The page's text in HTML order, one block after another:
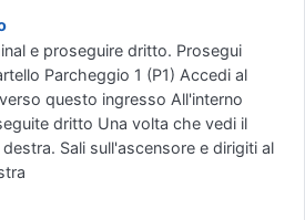
e proseguire dritto. Prosegui
Parcheggio 1 (P1) Accedi al
questo ingresso All'interno
dritto Una volta che vedi il
Sali sull'ascensore e dirigiti al